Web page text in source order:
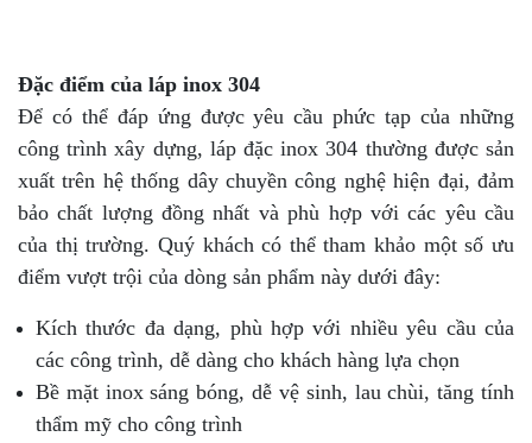
Đặc điểm của láp inox 304
Để có thể đáp ứng được yêu cầu phức tạp của những
công trình xây dựng, láp đặc inox 304 thường được sản
xuất trên hệ thống dây chuyền công nghệ hiện đại, đảm
bảo chất lượng đồng nhất và phù hợp với các yêu cầu
của thị trường. Quý khách có thể tham khảo một số ưu
điểm vượt trội của dòng sản phẩm này dưới đây:
Kích thước đa dạng, phù hợp với nhiều yêu cầu của
các công trình, dễ dàng cho khách hàng lựa chọn
Bề mặt inox sáng bóng, dễ vệ sinh, lau chùi, tăng tính
thẩm mỹ cho công trình